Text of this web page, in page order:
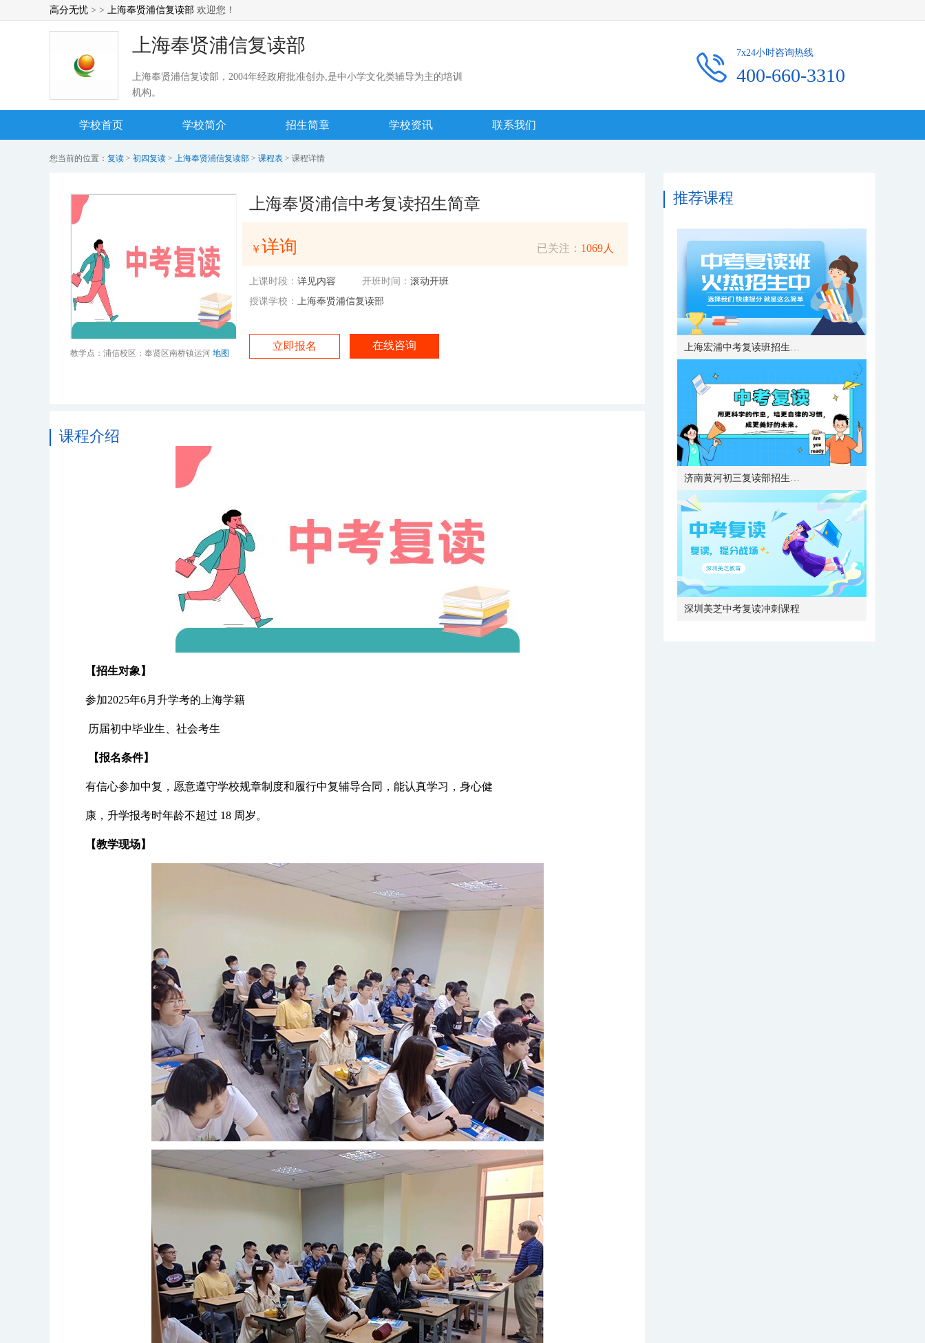
高分无忧 > > 上海奉贤浦信复读部 欢迎您！
上海奉贤浦信复读部
上海奉贤浦信复读部，2004年经政府批准创办,是中小学文化类辅导为主的培训
机构。
7x24小时咨询热线
400-660-3310
学校首页 学校简介 招生简章 学校资讯 联系我们
您当前的位置： 复读 > 初四复读 > 上海奉贤浦信复读部 > 课程表 > 课程详情
教学点：浦信校区：奉贤区南桥镇运河 地图
上海奉贤浦信中考复读招生简章
￥详询 已关注： 1069人
上课时段： 详见内容 开班时间： 滚动开班
授课学校： 上海奉贤浦信复读部
立即报名 在线咨询
推荐课程
上海宏浦中考复读班招生简章
济南黄河初三复读部招生简章
深圳美芝中考复读冲刺课程
课程介绍
【招生对象】
参加2025年6月升学考的上海学籍
历届初中毕业生、社会考生
【报名条件】
有信心参加中复，愿意遵守学校规章制度和履行中复辅导合同，能认真学习，身心健
康，升学报考时年龄不超过 18 周岁。
【教学现场】